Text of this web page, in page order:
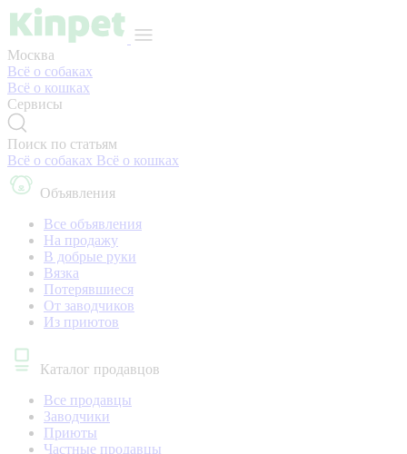
Москва
Всё о собаках
Всё о кошках
Сервисы
Поиск по статьям
Всё о собаках Всё о кошках
Объявления
Все объявления
На продажу
В добрые руки
Вязка
Потерявшиеся
От заводчиков
Из приютов
Каталог продавцов
Все продавцы
Заводчики
Приюты
Частные продавцы